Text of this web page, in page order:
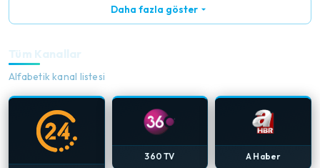
Daha fazla göster
Tüm Kanallar
Alfabetik kanal listesi
360 TV A Haber